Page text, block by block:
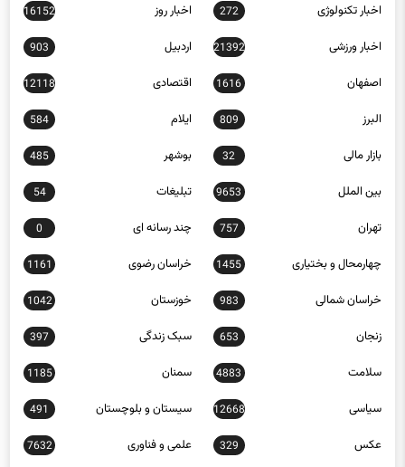
اخبار تکنولوژی 272 اخبار روز 16152
اخبار ورزشی 21392 اردبیل 903
اصفهان 1616 اقتصادی 12118
البرز 809 ایلام 584
بازار مالی 32 بوشهر 485
بین الملل 9653 تبلیغات 54
تهران 757 چند رسانه ای 0
چهارمحال و بختیاری 1455 خراسان رضوی 1161
خراسان شمالی 983 خوزستان 1042
زنجان 653 سبک زندگی 397
سلامت 4883 سمنان 1185
سیاسی 12668 سیستان و بلوچستان 491
عکس 329 علمی و فناوری 7632